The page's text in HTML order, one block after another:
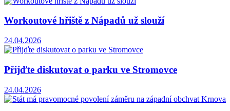
Workoutové hřiště z Nápadů už slouží
24.04.2026
Přijďte diskutovat o parku ve Stromovce
24.04.2026